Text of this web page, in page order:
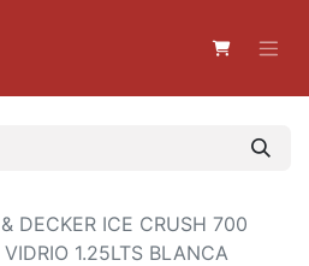
DECKER ICE CRUSH 700
1.25LTS BLANCA